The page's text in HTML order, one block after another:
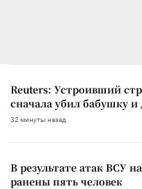
Reuters: Устроивший
сначала убил бабушку
32 минуты назад
В результате атак ВСУ
ранены пять человек